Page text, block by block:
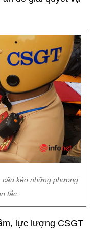
cẩu kéo những phương
tắc.
lực lượng CSGT